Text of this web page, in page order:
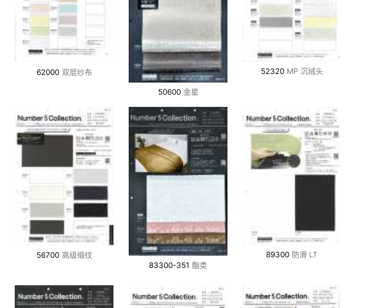
62000 双层纱布
50600 金星
52320 MP 沉绒头
56700 高级缎纹
83300-351 酯类
89300 防滑 LT